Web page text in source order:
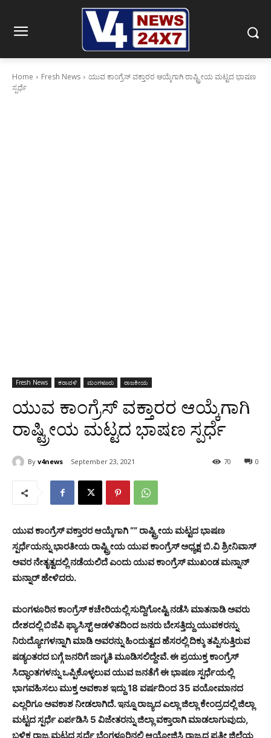
Home Fresh News
ಯುವ ಕಾಂಗ್ರೆಸ್ ವಕ್ತಾರರ ಆಯ್ಕೆಗಾಗಿ ರಾಷ್ಟ್ರೀಯ ಮಟ್ಟದ ಭಾಷಣ
ಸ್ಪರ್ಧೆ
Fresh News ಕರಾವಳಿ ಮಂಗಳೂರು ರಾಜಕೀಯ
ಯುವ ಕಾಂಗ್ರೆಸ್ ವಕ್ತಾರರ ಆಯ್ಕೆಗಾಗಿ
ರಾಷ್ಟ್ರೀಯ ಮಟ್ಟದ ಭಾಷಣ ಸ್ಪರ್ಧೆ
By v4news September 23, 2021 0
70
ಯುವ ಕಾಂಗ್ರೆಸ್ ವಕ್ತಾರರ ಆಯ್ಕೆಗಾಗಿ “” ರಾಷ್ಟ್ರೀಯ ಮಟ್ಟದ ಭಾಷಣ
ಸ್ಪರ್ಧೆಯನ್ನು ಭಾರತೀಯ ರಾಷ್ಟ್ರೀಯ ಯುವ ಕಾಂಗ್ರೆಸ್ ಅಧ್ಯಕ್ಷ ಬಿ.ವಿ ಶ್ರೀನಿವಾಸ್
ಅವರ ನೇತೃತ್ವದಲ್ಲಿ ನಡೆಯಲಿದೆ ಎಂದು ಯುವ ಕಾಂಗ್ರೆಸ್ ಮುಖಂಡ ಮನ್ನಾನ್
ಮನ್ನಾರ್ ಹೇಳಿದರು.
ಮಂಗಳೂರಿನ ಕಾಂಗ್ರೆಸ್ ಕಚೇರಿಯಲ್ಲಿ ಸುದ್ದಿಗೋಷ್ಟಿ ನಡೆಸಿ ಮಾತನಾಡಿ ಅವರು
ದೇಶದಲ್ಲಿ ಬಿಜೆಪಿ ಫ್ಯಾಸಿಸ್ಟ್ ಆಡಳಿತದಿಂದ ಜನರು ಬೇಸತ್ತಿದ್ದು ಯುವಕರನ್ನು
ನಿರುದ್ಯೋಗಳನ್ನಾಗಿ ಮಾಡಿ ಅವರನ್ನು ಹಿಂದುತ್ವದ ಹೆಸರಲ್ಲಿ ದಿಕ್ಕು ತಪ್ಪಿಸುತ್ತಿರುವ
ಷಡ್ಯಂತರದ ಬಗ್ಗೆ ಜನರಿಗೆ ಜಾಗೃತಿ ಮೂಡಿಸಲಿದ್ದೇವೆ. ಈ ಪ್ರಯುಕ್ತ ಕಾಂಗ್ರೆಸ್
ಸಿದ್ಧಾಂತಗಳನ್ನು ಒಪ್ಪಿಕೊಳ್ಳಲುವ ಯುವ ಜನತೆಗೆ ಈ ಭಾಷಣ ಸ್ಪರ್ಧೆಯಲ್ಲಿ
ಭಾಗವಹಿಸಲು ಮುಕ್ತ ಅವಕಾಶ ಇದ್ದು 18 ವರ್ಷದಿಂದ 35 ವಯೋಮಾನದ
ಎಲ್ಲರಿಗೂ ಅವಕಾಶ ನೀಡಲಾಗಿದೆ. ಇನ್ನೂ ರಾಜ್ಯದ ಎಲ್ಲಾ ಜಿಲ್ಲಾ ಕೇಂದ್ರದಲ್ಲಿ ಜಿಲ್ಲಾ
ಮಟ್ಟದ ಸ್ಪರ್ಧೆ ಏರ್ಪಡಿಸಿ 5 ವಿಜೇತರನ್ನು ಜಿಲ್ಲಾ ವಕ್ತಾರಾಗಿ ಮಾಡಲಾಗುವುದು,
ಬಳಿಕ ರಾಜ್ಯ ಮಟ್ಟದ ಸ್ಪರ್ಧೆ ಬೆಂಗಳೂರಿನಲ್ಲಿ ಆಯೋಜಿಸಿ ರಾಜ್ಯದ ಪ್ರತೀ ಜಿಲ್ಲೆಯ